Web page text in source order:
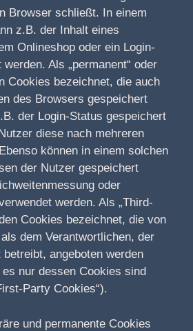
Browser schließt. In einem
z.B. der Inhalt eines
Onlineshop oder ein Login-
Als „permanent“ oder
Cookies bezeichnet, die auch
des Browsers gespeichert
der Login-Status gespeichert
diese nach mehreren
können in einem solchen
der Nutzer gespeichert
oder
werden. Als „Third-
Cookies bezeichnet, die von
dem Verantwortlichen, der
angeboten werden
nur dessen Cookies sind
Party Cookies“).
und permanente Cookies